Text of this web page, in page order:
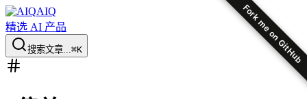
Fork me on GitHub
AIQ
精选 AI 产品
搜索文章...⌘K